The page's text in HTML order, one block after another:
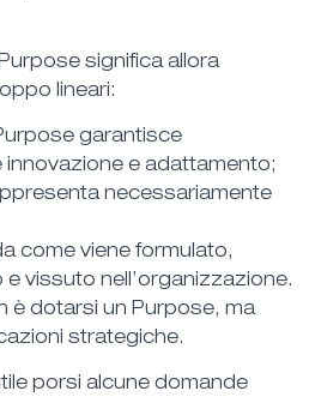
significa allora
lineari:
garantisce
e adattamento;
necessariamente
come viene formulato,
vissuto nell’organizzazione.
è dotarsi un Purpose, ma
strategiche.
porsi alcune domande